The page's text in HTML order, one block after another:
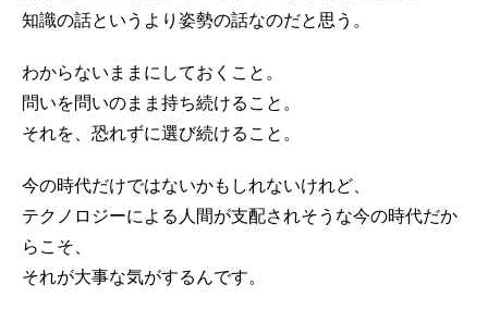
知識の話というより姿勢の話なのだと思う。
わからないままにしておくこと。
問いを問いのまま持ち続けること。
それを、恐れずに選び続けること。
今の時代だけではないかもしれないけれど、
テクノロジーによる人間が支配されそうな今の時代だか
らこそ、
それが大事な気がするんです。